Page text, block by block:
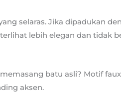
selaras. Jika dipadukan
lebih elegan dan tidak
batu asli? Motif
aksen.